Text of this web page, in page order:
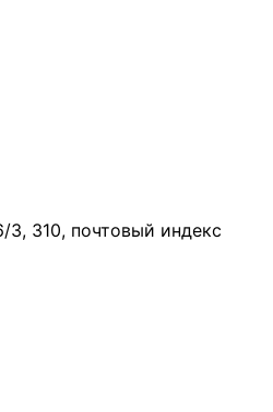
3, 310, почтовый индекс